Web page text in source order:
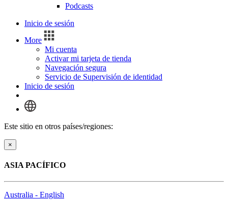
Podcasts
Inicio de sesión
More
Mi cuenta
Activar mi tarjeta de tienda
Navegación segura
Servicio de Supervisión de identidad
Inicio de sesión
Este sitio en otros países/regiones:
×
ASIA PACÍFICO
Australia - English